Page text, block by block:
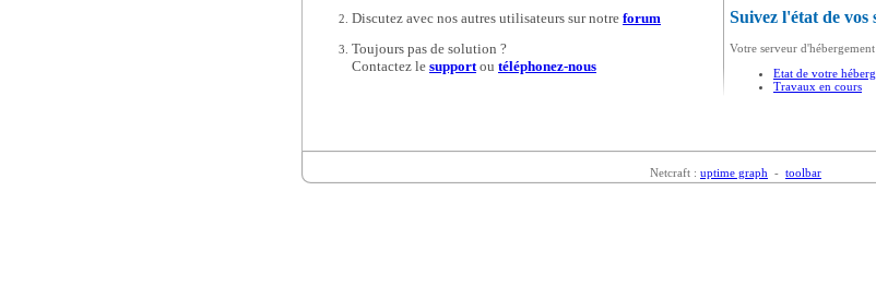
Discutez avec nos autres utilisateurs sur notre forum
Toujours pas de solution ?
Contactez le supportou téléphonez-nous
Suivez l'état de vos
Votre serveur
Etat de votre
Travaux en cours
Netcraft : uptime graph - toolbar